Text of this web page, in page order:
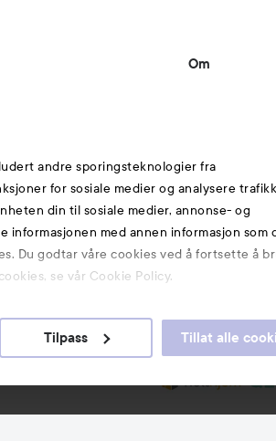
Om
andre sporingsteknologier fra
for sosiale medier og analysere
din til sosiale medier, annonse- og
informasjonen med annen informasjon som
Du godtar våre cookies ved å fortsette å
se vår Cookie Policy.
Tilpass Tillat alle